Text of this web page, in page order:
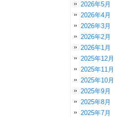
2026年5月
2026年4月
2026年3月
2026年2月
2026年1月
2025年12月
2025年11月
2025年10月
2025年9月
2025年8月
2025年7月